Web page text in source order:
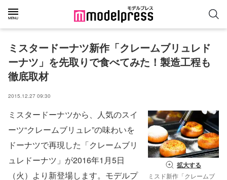
ミスタードーナツ新作「クレームブリュレド
ーナツ」を先取りで食べてみた！製造工程も
徹底取材
2015.12.27 09:30
拡大する
ミスド新作「クレームブ
ミスタードーナツから、人気のスイ
ーツ“クレームブリュレ”の味わいを
ドーナツで再現した「クレームブリ
ュレドーナツ」が2016年1月5日
（火）より新登場します。モデルプ